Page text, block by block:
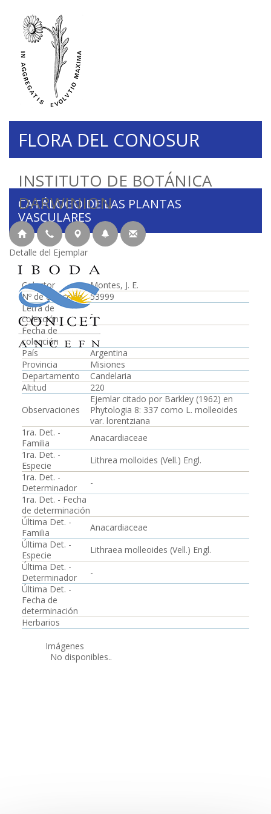
INSTITUTO DE BOTÁNICA
DARWINION
FLORA DEL CONOSUR
CATÁLOGO DE LAS PLANTAS
VASCULARES
Detalle del Ejemplar
Colector
Montes, J. E.
Nº de colección
53999
Letra de
colección
-
Fecha de
colección
País
Argentina
Provincia
Misiones
Departamento
Candelaria
Altitud
220
Observaciones
Ejemlar citado por Barkley (1962) en
Phytologia 8: 337 como L. molleoides
var. lorentziana
1ra. Det. -
Familia
Anacardiaceae
1ra. Det. -
Especie
Lithrea molloides (Vell.) Engl.
1ra. Det. -
Determinador
-
1ra. Det. - Fecha
de determinación
Última Det. -
Familia
Anacardiaceae
Última Det. -
Especie
Lithraea molleoides (Vell.) Engl.
Última Det. -
Determinador
-
Última Det. -
Fecha de
determinación
Herbarios
Imágenes
No disponibles..